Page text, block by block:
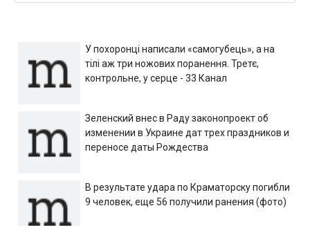
У похоронці написали «самогубець», а на
тілі аж три ножових поранення. Третє,
контрольне, у серце - 33 Канал
Зеленский внес в Раду законопроект об
изменении в Украине дат трех праздников и
переносе даты Рождества
В результате удара по Краматорску погибли
9 человек, еще 56 получили ранения (фото)